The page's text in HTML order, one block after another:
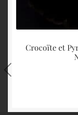
Crocoïte et